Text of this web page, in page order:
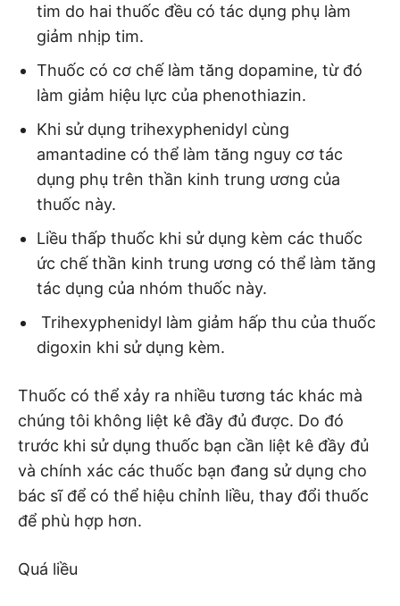
tim do hai thuốc đều có tác dụng phụ làm
giảm nhịp tim.
Thuốc có cơ chế làm tăng dopamine, từ đó
làm giảm hiệu lực của phenothiazin.
Khi sử dụng trihexyphenidyl cùng
amantadine có thể làm tăng nguy cơ tác
dụng phụ trên thần kinh trung ương của
thuốc này.
Liều thấp thuốc khi sử dụng kèm các thuốc
ức chế thần kinh trung ương có thể làm tăng
tác dụng của nhóm thuốc này.
Trihexyphenidyl làm giảm hấp thu của thuốc
digoxin khi sử dụng kèm.
Thuốc có thể xảy ra nhiều tương tác khác mà
chúng tôi không liệt kê đầy đủ được. Do đó
trước khi sử dụng thuốc bạn cần liệt kê đầy đủ
và chính xác các thuốc bạn đang sử dụng cho
bác sĩ để có thể hiệu chỉnh liều, thay đổi thuốc
để phù hợp hơn.
Quá liều